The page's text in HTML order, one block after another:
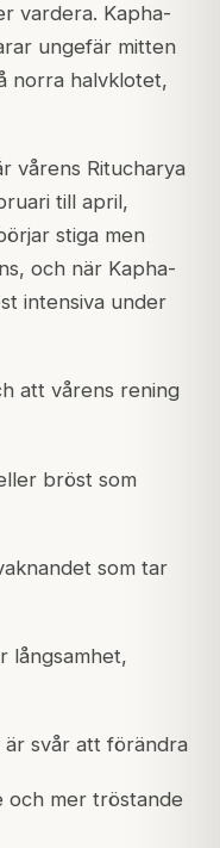
vardera. Kapha-
ungefär mitten
norra halvklotet,
vårens Ritucharya
till april,
stiga men
och när Kapha-
intensiva under
att vårens rening
bröst som
som tar
långsamhet,
är svår att förändra
och mer tröstande